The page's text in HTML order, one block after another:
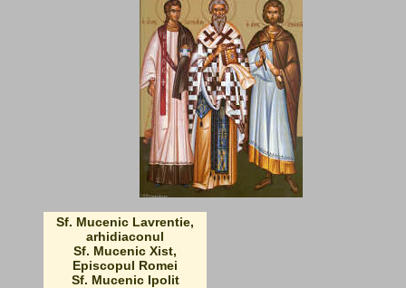
Sf. Mucenic Lavrentie,
arhidiaconul
Sf. Mucenic Xist,
Episcopul Romei
Sf. Mucenic Ipolit